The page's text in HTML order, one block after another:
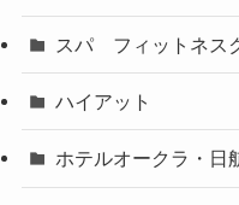
スパ フィットネス
ハイアット
ホテルオークラ・日